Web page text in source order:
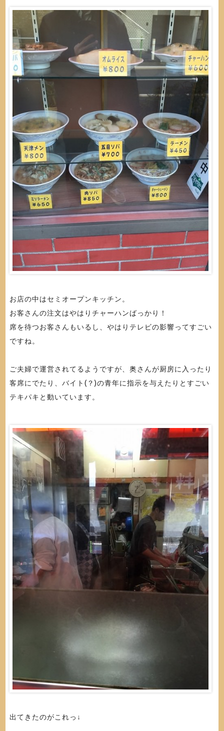
お店の中はセミオープンキッチン。
お客さんの注文はやはりチャーハンばっかり！
席を待つお客さんもいるし、やはりテレビの影響ってすごい
ですね。
ご夫婦で運営されてるようですが、奥さんが厨房に入ったり
客席にでたり、バイト(？)の青年に指示を与えたりとすごい
テキパキと動いています。
出てきたのがこれっ↓